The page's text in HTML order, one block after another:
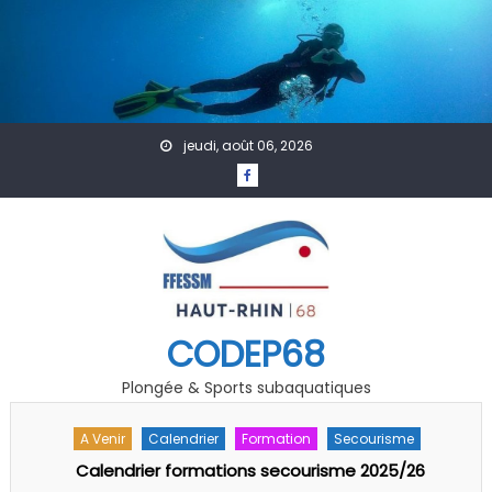
jeudi, août 06, 2026
CODEP68
Plongée & Sports subaquatiques
A Venir Accueil Actualités
Rencontre Régionale « Jeunes » Grand EST FFESSM